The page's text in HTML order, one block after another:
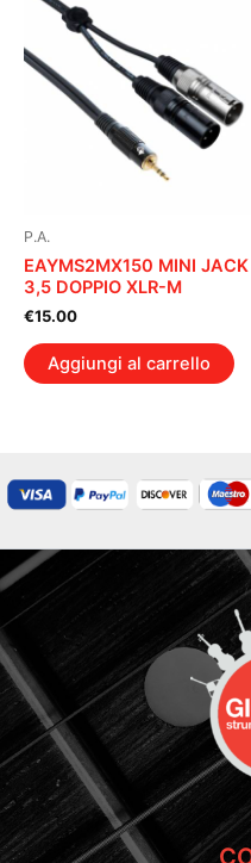
P.A.
EAYMS2MX150 MINI JACK
3,5 DOPPIO XLR-M
€15.00
Aggiungi al carrello